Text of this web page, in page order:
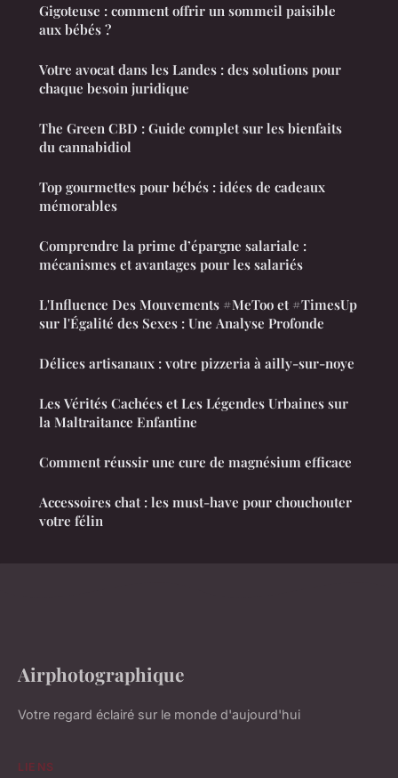
Gigoteuse : comment offrir un sommeil paisible
aux bébés ?
Votre avocat dans les Landes : des solutions pour
chaque besoin juridique
The Green CBD : Guide complet sur les bienfaits
du cannabidiol
Top gourmettes pour bébés : idées de cadeaux
mémorables
Comprendre la prime d’épargne salariale :
mécanismes et avantages pour les salariés
L'Influence Des Mouvements #MeToo et #TimesUp
sur l'Égalité des Sexes : Une Analyse Profonde
Délices artisanaux : votre pizzeria à ailly-sur-noye
Les Vérités Cachées et Les Légendes Urbaines sur
la Maltraitance Enfantine
Comment réussir une cure de magnésium efficace
Accessoires chat : les must-have pour chouchouter
votre félin
Airphotographique
Votre regard éclairé sur le monde d'aujourd'hui
LIENS